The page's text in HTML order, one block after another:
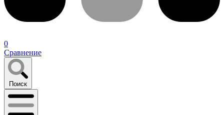
0
Сравнение
Поиск